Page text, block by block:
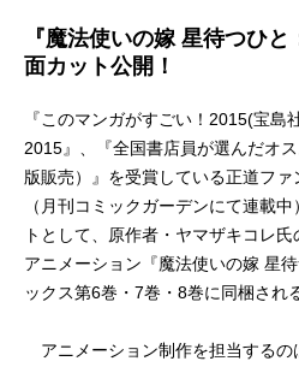
『魔法使いの嫁 星待つひ
面カット公開！
『このマンガがすごい！2015(宝
2015』、『全国書店員が選んだオ
版販売）』を受賞している正道ファ
（月刊コミックガーデンにて連載
トとして、原作者・ヤマザキコレ
アニメーション『魔法使いの嫁 星
ックス第6巻・7巻・8巻に同梱され
アニメーション制作を担当するの